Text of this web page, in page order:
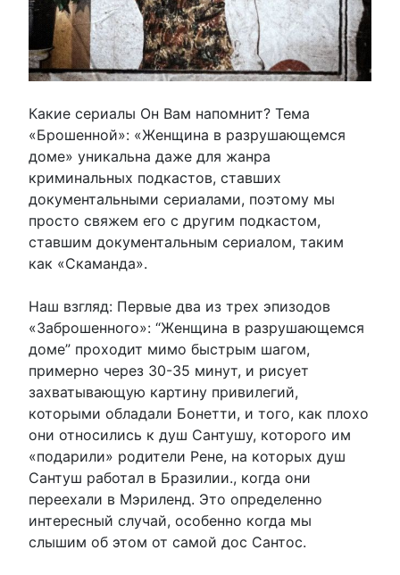
Какие сериалы Он Вам напомнит? Тема
«Брошенной»: «Женщина в разрушающемся
доме» уникальна даже для жанра
криминальных подкастов, ставших
документальными сериалами, поэтому мы
просто свяжем его с другим подкастом,
ставшим документальным сериалом, таким
как «Скаманда».
Наш взгляд: Первые два из трех эпизодов
«Заброшенного»: “Женщина в разрушающемся
доме” проходит мимо быстрым шагом,
примерно через 30-35 минут, и рисует
захватывающую картину привилегий,
которыми обладали Бонетти, и того, как плохо
они относились к душ Сантушу, которого им
«подарили» родители Рене, на которых душ
Сантуш работал в Бразилии., когда они
переехали в Мэриленд. Это определенно
интересный случай, особенно когда мы
слышим об этом от самой дос Сантос.